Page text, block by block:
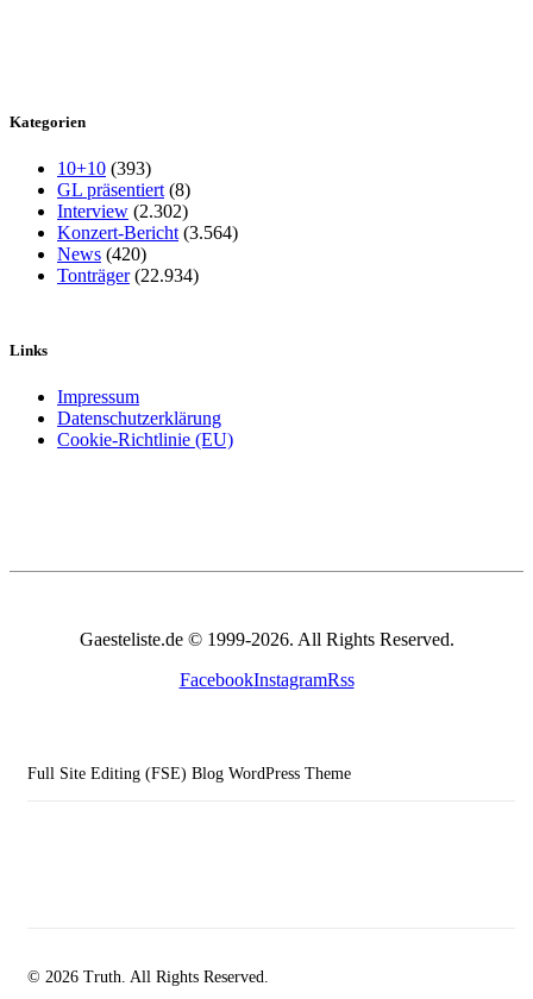
Kategorien
10+10 (393)
GL präsentiert (8)
Interview (2.302)
Konzert-Bericht (3.564)
News (420)
Tonträger(22.934)
Links
Impressum
Datenschutzerklärung
Cookie-Richtlinie (EU)
Gaesteliste.de © 1999-2026. All Rights Reserved.
FacebookInstagramRss
Full Site Editing (FSE) Blog WordPress Theme
© 2026 Truth. All Rights Reserved.